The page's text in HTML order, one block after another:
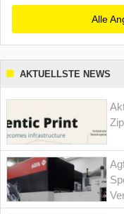
Alle
AKTUELLSTE NEWS